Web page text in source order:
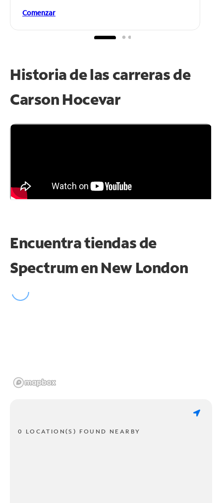
Comenzar
Historia de las carreras de
Carson Hocevar
Encuentra tiendas de
Spectrum en New London
0 LOCATION(S) FOUND NEARBY